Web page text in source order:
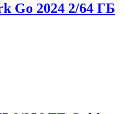
Go 2024 2/64 ГБ